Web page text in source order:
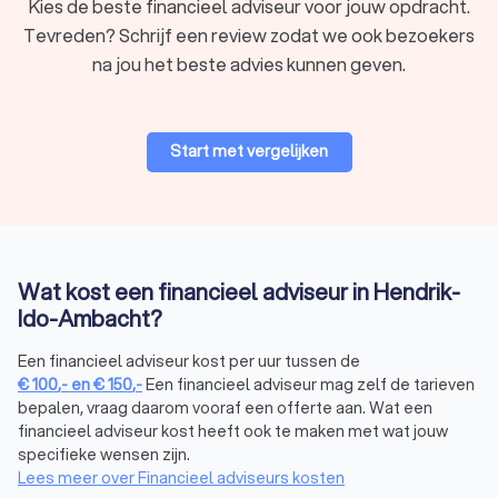
Ambacht
Een hypotheek afsluiten is een van de grootste financiële
beslissingen in je leven. Een financieel adviseur helpt je om
Welke hypotheekvorm het beste bij jou past, zoals
met subsidies of groene hypotheken.
Een onafhankelijk financieel adviseur in Hendrik-Ido-Ambacht
vergelijkt hypotheken van verschillende aanbieders en houdt
rekening met jouw persoonlijke doelen, je huidige situatie en
je toekomstplannen. Professioneelhypotheekadvies zorgt
ervoor dat je niet alleen nu, maar ook in de toekomst
comfortabel kunt wonen.
Kies de beste financieel adviseur voor jouw opdracht.
Tevreden? Schrijf een review zodat we ook bezoekers
na jou het beste advies kunnen geven.
Start met vergelijken
Wat kost een financieel adviseur in Hendrik-
Ido-Ambacht?
Een financieel adviseur kost per uur tussen de
€100,- en€150,-Een financieel adviseur mag zelf de tarieven
bepalen, vraag daarom vooraf een offerte aan. Wat een
financieel adviseur kost heeft ook te maken met wat jouw
specifieke wensen zijn.
Lees meer over Financieel adviseurs kosten